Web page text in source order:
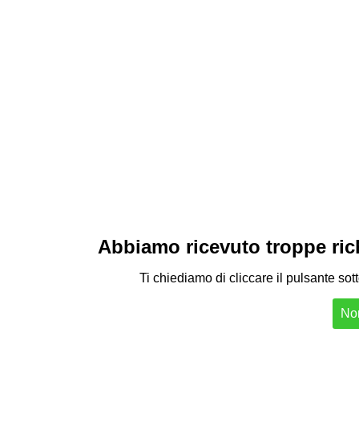
Abbiamo ricevuto troppe
Ti chiediamo di cliccare il pulsante